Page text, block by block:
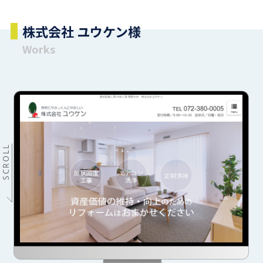
株式会社 ユウケン様
Works